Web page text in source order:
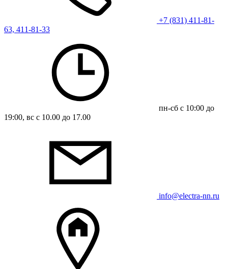
+7 (831) 411-81-
63, 411-81-33
пн-сб с 10:00 до
19:00, вс с 10.00 до 17.00
info@electra-nn.ru